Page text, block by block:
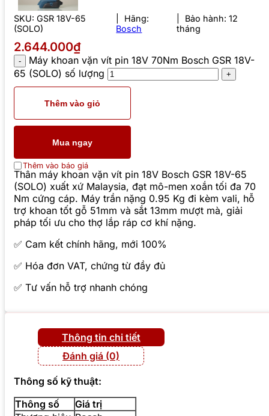
SKU: GSR 18V-65
(SOLO)
Hãng:
Bosch
Bảo hành: 12
tháng
2.644.000₫
Máy khoan vặn vít pin 18V 70Nm Bosch GSR 18V-
65 (SOLO) số lượng
Thêm vào giỏ
Mua ngay
Thêm vào báo giá
Thân máy khoan vặn vít pin 18V Bosch GSR 18V-65
(SOLO) xuất xứ Malaysia, đạt mô-men xoắn tối đa 70
Nm cứng cáp. Máy trần nặng 0.95 Kg đi kèm vali, hỗ
trợ khoan tốt gỗ 51mm và sắt 13mm mượt mà, giải
pháp tối ưu cho thợ lắp ráp cơ khí nặng.
✅ Cam kết chính hãng, mới 100%
✅ Hóa đơn VAT, chứng từ đầy đủ
✅ Tư vấn hỗ trợ nhanh chóng
Thông tin chi tiết
Đánh giá (0)
Thông số kỹ thuật:
Thông số
Giá trị